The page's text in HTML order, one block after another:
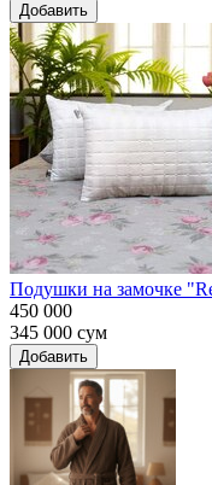
Добавить
Подушки на замочке
450 000
345 000 сум
Добавить